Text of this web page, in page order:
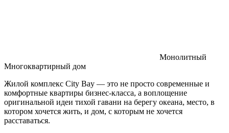
Монолитный
Многоквартирный дом
Жилой комплекс City Bay — это не просто современные и
комфортные квартиры бизнес-класса, а воплощение
оригинальной идеи тихой гавани на берегу океана, место, в
котором хочется жить, и дом, с которым не хочется
расставаться.